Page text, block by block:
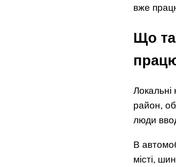
вже
Що
район,
люди
В
місті,